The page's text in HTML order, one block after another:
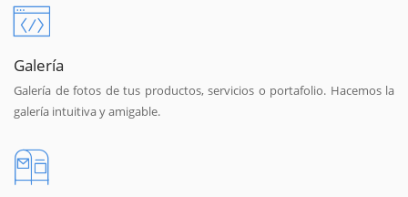
Galería
Galería de fotos de tus productos, servicios o portafolio. Hacemos la
galería intuitiva y amigable.